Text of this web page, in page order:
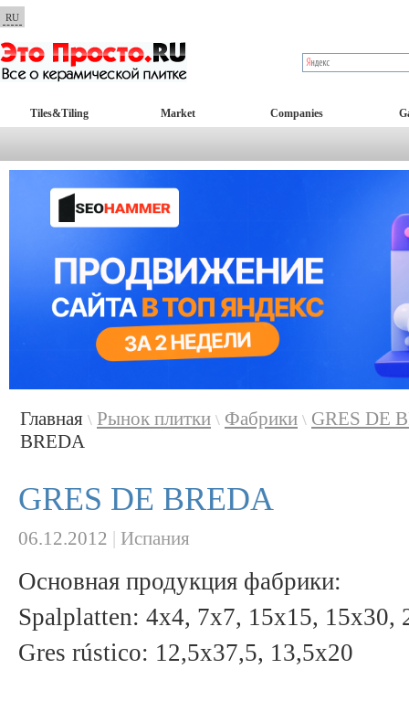
RU
Tiles&Tiling Market Companies
Главная \ Рынок плитки \ Фабрики \ GRES DE
BREDA
GRES DE BREDA
06.12.2012 | Испания
Основная продукция фабрики:
Spalplatten: 4x4, 7x7, 15x15, 15x30,
Gres rústico: 12,5x37,5, 13,5x20